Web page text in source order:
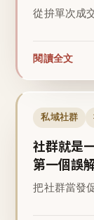
從拚單次成
閱讀全文
私域社群
社群就是
第一個誤
把社群當發